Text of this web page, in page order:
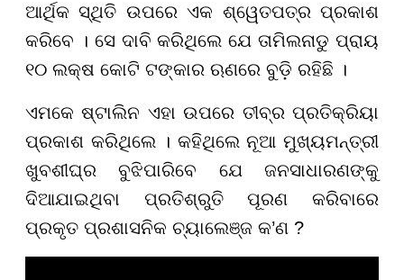
ଆର୍ଥିକ ସ୍ଥିତି ଉପରେ ଏକ ଶ୍ୱେତପତ୍ର ପ୍ରକାଶ
କରିବେ । ସେ ଦାବି କରିଥିଲେ ଯେ ତାମିଲନାଡୁ ପ୍ରାୟ
୧୦ ଲକ୍ଷ କୋଟି ଟଙ୍କାର ଋଣରେ ବୁଡ଼ି ରହିଛି ।
ଏମକେ ଷ୍ଟାଲିନ ଏହା ଉପରେ ତୀବ୍ର ପ୍ରତିକ୍ରିୟା
ପ୍ରକାଶ କରିଥିଲେ । କହିଥିଲେ ନୂଆ ମୁଖ୍ୟମନ୍ତ୍ରୀ
ଖୁବଶୀଘ୍ର ବୁଝିପାରିବେ ଯେ ଜନସାଧାରଣଙ୍କୁ
ଦିଆଯାଇଥିବା ପ୍ରତିଶ୍ରୁତି ପୂରଣ କରିବାରେ
ପ୍ରକୃତ ପ୍ରଶାସନିକ ଚ୍ୟାଲେଞ୍ଜ କ’ଣ ?